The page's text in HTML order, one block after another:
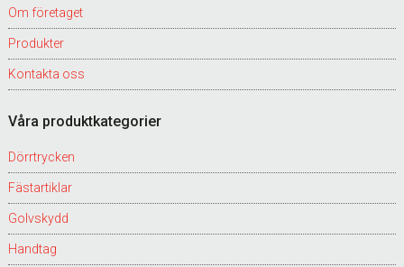
Om företaget
Produkter
Kontakta oss
Våra produktkategorier
Dörrtrycken
Fästartiklar
Golvskydd
Handtag